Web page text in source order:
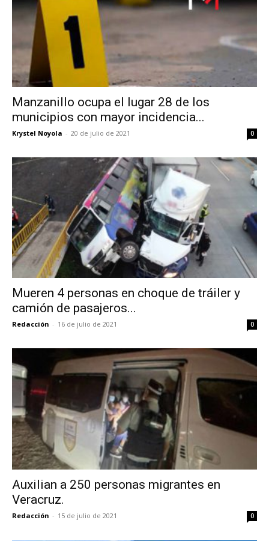
Manzanillo ocupa el lugar 28 de los
municipios con mayor incidencia...
Krystel Noyola - 20 de julio de 2021 0
Mueren 4 personas en choque de tráiler y
camión de pasajeros...
Redacción - 16 de julio de 2021 0
Auxilian a 250 personas migrantes en
Veracruz.
Redacción - 15 de julio de 2021 0